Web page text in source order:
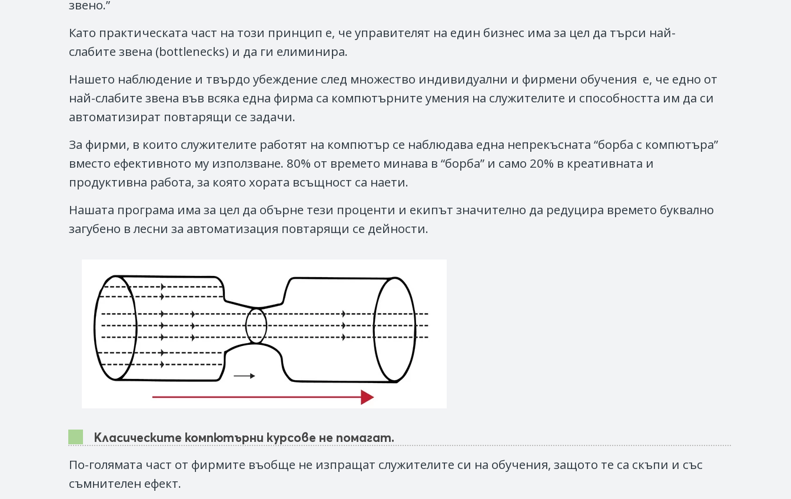
звено.”
Като практическата част на този принцип е, че управителят на един бизнес има за цел да търси най-
слабите звена (bottlenecks) и да ги елиминира.
Нашето наблюдение и твърдо убеждение след множество индивидуални и фирмени обучения е, че едно от
най-слабите звена във всяка една фирма са компютърните умения на служителите и способността им да си
автоматизират повтарящи се задачи.
За фирми, в които служителите работят на компютър се наблюдава една непрекъсната “борба с компютъра”
вместо ефективното му използване. 80% от времето минава в “борба” и само 20% в креативната и
продуктивна работа, за която хората всъщност са наети.
Нашата програма има за цел да обърне тези проценти и екипът значително да редуцира времето буквално
загубено в лесни за автоматизация повтарящи се дейности.
Класическите компютърни курсове не помагат.
По-голямата част от фирмите въобще не изпращат служителите си на обучения, защото те са скъпи и със
съмнителен ефект.